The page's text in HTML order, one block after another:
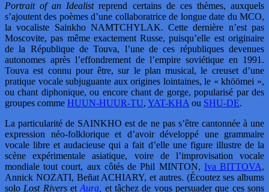
Portrait of an Idealistreprend certains de ces thèmes, auxquels
s’ajoutent des poèmes d’une collaboratrice de longue date du MCO,
la vocaliste Sainkho NAMTCHYLAK. Cette dernière n’est pas
Moscovite, pas même exactement Russe, puisqu’elle est originaire
de la République de Touva, l’une de ces républiques devenues
autonomes après l’effondrement de l’empire soviétique en 1991.
Touva est connu pour être, sur le plan musical, le creuset d’une
pratique vocale subjuguante aux origines lointaines, le « khöömei »,
ou chant diphonique, ou encore chant de gorge, popularisé par des
groupes comme HUUN-HUUR-TU, YAT-KHA ou SHU-DE.
La particularité de SAINKHO est de ne pas s’être cantonnée à une
expression néo-folklorique et d’avoir développé une grammaire
vocale libre et audacieuse qui a fait d’elle une figure illustre de la
scène expérimentale asiatique, voire de l’improvisation vocale
mondiale tout court, aux côtés de Phil MINTON, Iva BITTOVA,
Annick NOZATI, Beñat ACHIARY, et autres. (Écoutez ses albums
solo Lost RiversetAura et tâchez de vous persuader que ces sons